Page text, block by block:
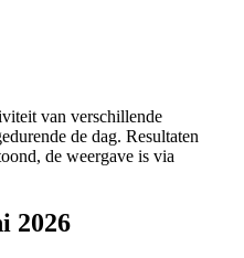
van verschillende
de dag. Resultaten
de weergave is via
2026